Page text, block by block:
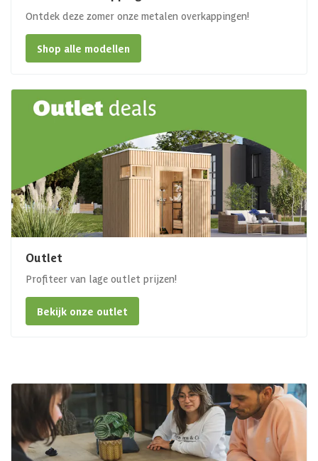
Ontdek deze zomer onze metalen overkappingen!
Shop alle modellen
Outlet
Profiteer van lage outlet prijzen!
Bekijk onze outlet